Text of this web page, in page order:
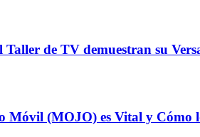
de TV demuestran su
Móvil (MOJO) es Vital y Cómo